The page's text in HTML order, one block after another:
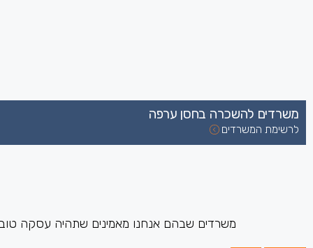
משרדים להשכרה בחסן ערפה
לרשימת המשרדים
משרדים שבהם אנחנו מאמינים שתהיה עסקה